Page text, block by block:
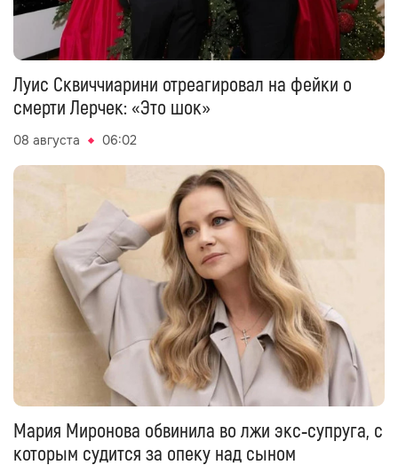
Луис Сквиччиарини отреагировал на фейки о
смерти Лерчек: «Это шок»
08 августа 06:02
Мария Миронова обвинила во лжи экс‑супруга, с
которым судится за опеку над сыном